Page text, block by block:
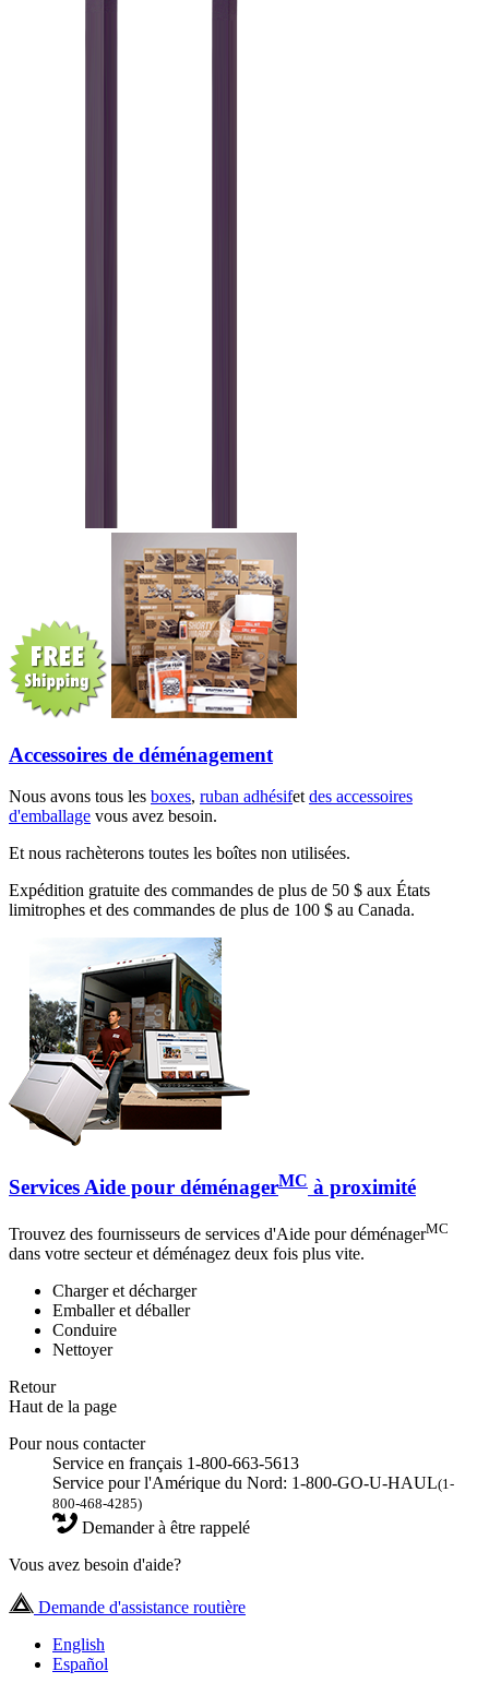
Accessoires de déménagement
Nous avons tous les boxes, ruban adhésifetdes accessoires
d'emballage vous avez besoin.
Et nous rachèterons toutes les boîtes non utilisées.
Expédition gratuite des commandes de plus de 50 $ aux États
limitrophes et des commandes de plus de 100 $ au Canada.
Services Aide pour déménagerMC à proximité
Trouvez des fournisseurs de services d'Aide pour déménagerMC
dans votre secteur et déménagez deux fois plus vite.
Charger et décharger
Emballer et déballer
Conduire
Nettoyer
Retour
Haut de la page
Pour nous contacter
Service en français 1-800-663-5613
Service pour l'Amérique du Nord: 1-800-GO-U-HAUL(1-
800-468-4285)
Demander à être rappelé
Vous avez besoin d'aide?
Demande d'assistance routière
English
Español